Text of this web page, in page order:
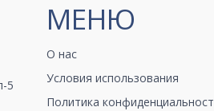
5
МЕНЮ
О нас
Условия использования
Политика